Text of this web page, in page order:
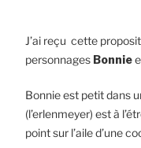
J’ai reçu cette
personnages Bonnie
Bonnie est petit dans
(l’erlenmeyer) est à
point sur l’aile d’une